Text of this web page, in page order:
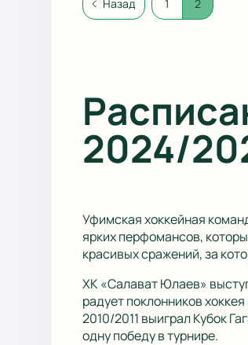
Назад 1 2
2024/
Уфимская хоккейная
ярких перфомансов,
красивых сражений, за
ХК «Салават Юлаев»
радует поклонников
2010/2011 выиграл Кубок
одну победу в турнире.